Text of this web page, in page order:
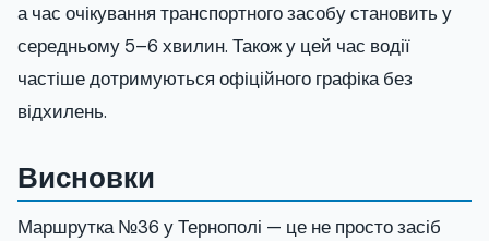
а час очікування транспортного засобу становить у
середньому 5–6 хвилин. Також у цей час водії
частіше дотримуються офіційного графіка без
відхилень.
Висновки
Маршрутка №36 у Тернополі — це не просто засіб